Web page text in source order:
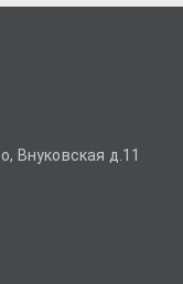
Внуковская д.11